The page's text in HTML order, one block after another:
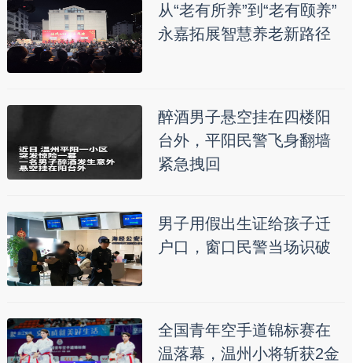
从“老有所养”到“老有颐养”
永嘉拓展智慧养老新路径
醉酒男子悬空挂在四楼阳
台外，平阳民警飞身翻墙
紧急拽回
男子用假出生证给孩子迁
户口，窗口民警当场识破
全国青年空手道锦标赛在
温落幕，温州小将斩获2金